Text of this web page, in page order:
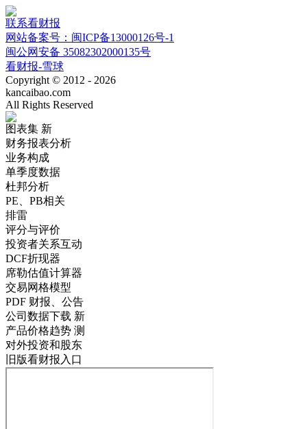
联系看财报
网站备案号：闽ICP备13000126号-1
闽公网安备 35082302000135号
看财报-雪球
Copyright © 2012 - 2026
kancaibao.com
All Rights Reserved
图表集 新
财务报表分析
业务构成
单季度数据
杜邦分析
PE、PB相关
排雷
评分与评价
投资者关系互动
DCF折现器
席勒估值计算器
交易网格模型
PDF 财报、公告
公司数据下载 新
产品价格趋势 测
对外投资和股东
旧版看财报入口